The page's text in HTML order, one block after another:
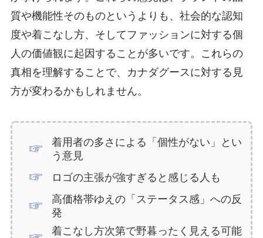
質や機能性そのものというよりも、社会的な認知
度や着こなし方、そしてファッションに対する個
人の価値観に起因することが多いです。これらの
真相を理解することで、カナダグースに対する見
方が変わるかもしれません。
着用者の多さによる「個性がない」とい
う意見
ロゴの主張が強すぎると感じる人も
高価格帯ゆえの「ステータス感」への反
発
着こなし方次第で野暮ったく見える可能